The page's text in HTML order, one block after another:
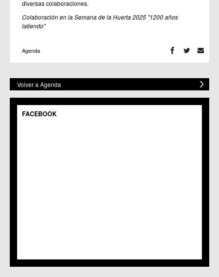
diversas colaboraciones.
Colaboración en la Semana de la Huerta 2025 "1200 años
latiendo"
Agenda
Volver a Agenda
FACEBOOK